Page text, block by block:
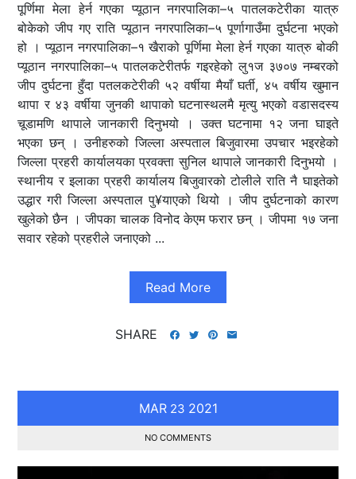
पूर्णिमा मेला हेर्न गएका प्यूठान नगरपालिका–५ पातलकटेरीका यात्रु
बोकेको जीप गए राति प्यूठान नगरपालिका–५ पूर्णागाउँमा दुर्घटना भएको
हो । प्यूठान नगरपालिका–१ खैराको पूर्णिमा मेला हेर्न गएका यात्रु बोकी
प्यूठान नगरपालिका–५ पातलकटेरीतर्फ गइरहेको लु१ज ३७०७ नम्बरको
जीप दुर्घटना हुँदा पतलकटेरीकी ५२ वर्षीया मैयाँ घर्ती, ४५ वर्षीय खुमान
थापा र ४३ वर्षीया जुनकी थापाको घटनास्थलमै मृत्यु भएको वडासदस्य
चूडामणि थापाले जानकारी दिनुभयो । उक्त घटनामा १२ जना घाइते
भएका छन् । उनीहरुको जिल्ला अस्पताल बिजुवारमा उपचार भइरहेको
जिल्ला प्रहरी कार्यालयका प्रवक्ता सुनिल थापाले जानकारी दिनुभयो ।
स्थानीय र इलाका प्रहरी कार्यालय बिजुवारको टोलीले राति नै घाइतेको
उद्धार गरी जिल्ला अस्पताल पु¥याएको थियो । जीप दुर्घटनाको कारण
खुलेको छैन । जीपका चालक विनोद केएम फरार छन् । जीपमा १७ जना
सवार रहेको प्रहरीले जनाएको ...
Read More
SHARE
MAR 23 2021
NO COMMENTS